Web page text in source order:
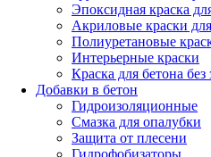
Эпоксидная краска
Акриловые краски
Полиуретановые
Интерьерные краски
Краска для бетона без
Добавки в бетон
Гидроизоляционные
Смазка для опалубки
Защита от плесени
Гидрофобизаторы